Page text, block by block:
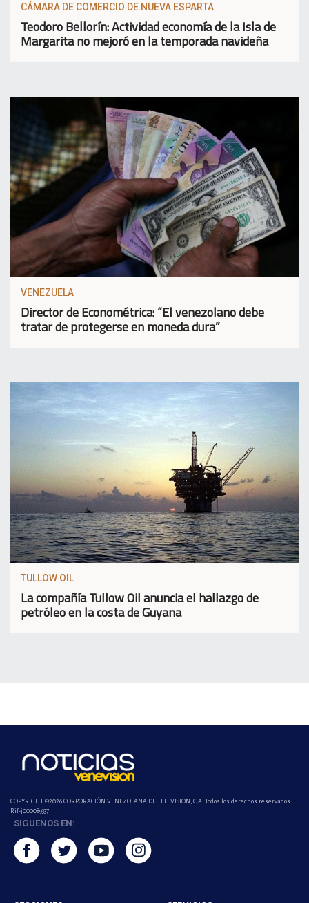
CÁMARA DE COMERCIO DE NUEVA ESPARTA
Teodoro Bellorín: Actividad economía de la Isla de
Margarita no mejoró en la temporada navideña
VENEZUELA
Director de Econométrica: “El venezolano debe
tratar de protegerse en moneda dura”
TULLOW OIL
La compañía Tullow Oil anuncia el hallazgo de
petróleo en la costa de Guyana
COPYRIGHT ©2026 CORPORACIÓN VENEZOLANA DE TELEVISION, C.A. Todos los derechos reservados.
Rif-j000089337
SIGUENOS EN: